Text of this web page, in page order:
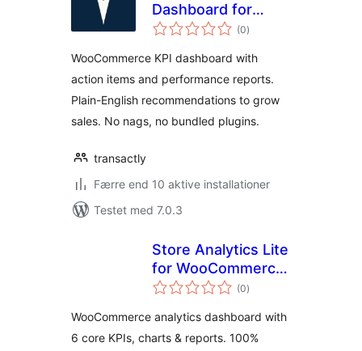
Dashboard for
WooCommerce
(0totale
bedømmelser
)
WooCommerce KPI dashboard with
action items and performance reports.
Plain-English recommendations to grow
sales. No nags, no bundled plugins.
transactly
Færre end 10 aktive installationer
Testet med 7.0.3
Store Analytics Lite
for WooCommerce
(KPI Dashboard &
(0totale
bedømmelser
)
WooCommerce analytics dashboard with
6 core KPIs, charts & reports. 100%